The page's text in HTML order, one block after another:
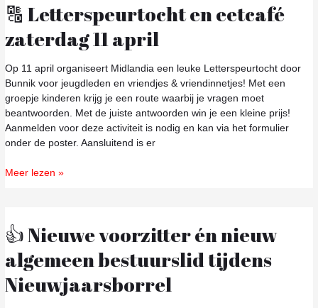
🔠 Letterspeurtocht en eetcafé
zaterdag 11 april
Op 11 april organiseert Midlandia een leuke Letterspeurtocht door
Bunnik voor jeugdleden en vriendjes & vriendinnetjes! Met een
groepje kinderen krijg je een route waarbij je vragen moet
beantwoorden. Met de juiste antwoorden win je een kleine prijs!
Aanmelden voor deze activiteit is nodig en kan via het formulier
onder de poster. Aansluitend is er
🔠
Letterspeurtocht
en
zaterdag
11
april
Meer lezen »
👍 Nieuwe voorzitter én nieuw
algemeen bestuurslid tijdens
Nieuwjaarsborrel
👍
Nieuwe
voorzitter
nieuw